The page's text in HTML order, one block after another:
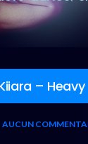
– Heavy
AUCUN